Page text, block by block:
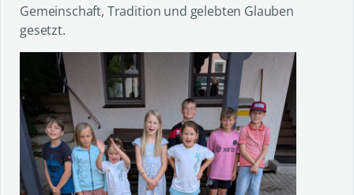
Gemeinschaft, Tradition und gelebten Glauben
gesetzt.